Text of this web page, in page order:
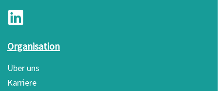
Organisation
Über uns
Karriere